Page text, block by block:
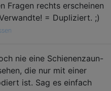
Fragen rechts erscheinen
= Dupliziert. ;)
nie eine Schienenzaun-
die nur mit einer
ist. Sag es einfach